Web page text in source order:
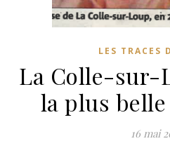
LES TRACES
La Colle-sur-
la plus
16 mai